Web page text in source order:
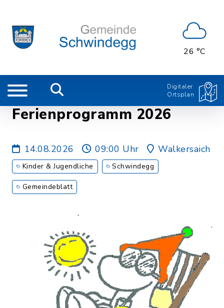
26 °C
Digitaler
Ortsplan
Ferienprogramm 2026
14.08.2026 09:00 Uhr Walkersaich
Kinder & Jugendliche Schwindegg
Gemeindeblatt